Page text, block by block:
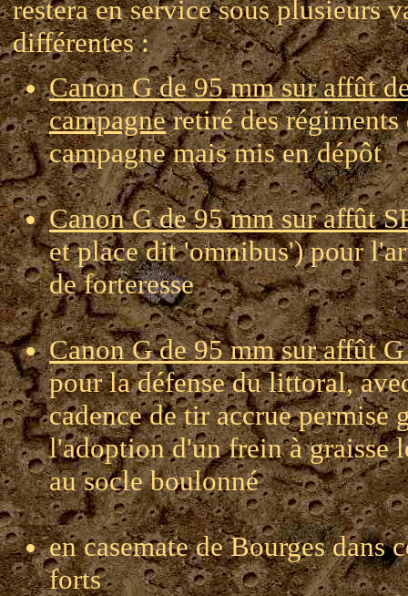
restera en service sous plusieurs
différentes :
Canon G de 95 mm sur affût
campagneretiré des régiments
campagne mais mis en dépôt
Canon G de 95 mm sur affût
et place dit 'omnibus') pour
de forteresse
Canon G de 95 mm sur affût
pour la défense du littoral,
cadence de tir accrue permise
l'adoption d'un frein à graisse
au socle boulonné
en casemate de Bourges dans
forts